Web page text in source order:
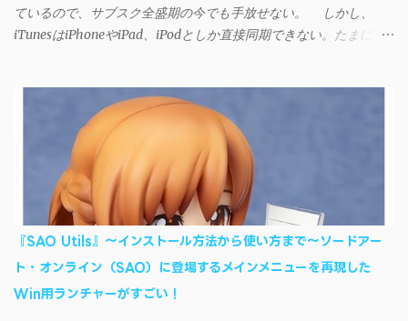
ているので、サブスク全盛期の今でも手放せない。 しかし、
iTunesはiPhoneやiPad、iPodとしか直接同期できない。たまに
ドパーティー製のアプリを PC と Androidデバイス それぞれにイン
ストールすれば、Wi-Fiや USB接続 を通じて同期できるようにな
る。私も 2012年頃にAndroidウォークマン を使い始めた頃から便
利に活用させてもらっていたのだが、2023年現在はiSyncrを使っ
て同期ができないという声を多数見かけるようになった。 具体
的には、PC側のiSyncrアプリで設定したパスワードをAndroidアプ
リに入力しようとすると、入力したパスワードが保存されず、い
つまでたっても再度入力を促されるというもの。 この不具合を
回避するには、次の手順が有効だ。 Androidデバイスの言語を英語
に設定する （念のため）再起動する iSyncrでパスワードを入力す
『SAO Utils』～インストール方法から使い方まで～ソードアー
ト・オンライン（SAO）に登場するメインメニューを再現した
Win用ランチャーがすごい！